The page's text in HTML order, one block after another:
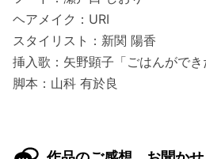
ヘアメイク：URI
スタイリスト：新関 陽香
挿入歌：矢野顕子「ごはんができ
脚本：山科 有於良